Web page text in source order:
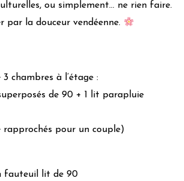
des propriétaires et modérées par l’équipe
ou simplement… ne rien faire.
par la douceur vendéenne.
chambres à l’étage :
de 90 + 1 lit parapluie
pour un couple)
fauteuil lit de 90